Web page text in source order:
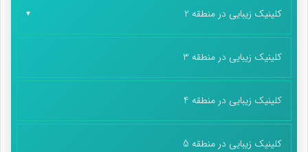
کلینیک زیبایی در منطقه 2
کلینیک زیبایی در منطقه 3
کلینیک زیبایی در منطقه 4
کلینیک زیبایی در منطقه 5